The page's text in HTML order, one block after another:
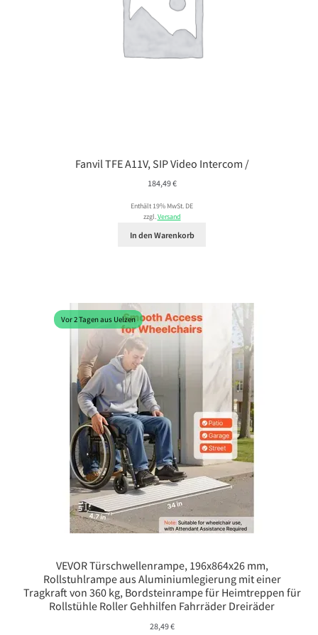
Fanvil TFE A11V, SIP Video Intercom /
184,49€
Enthält 19% MwSt. DE
zzgl.Versand
In den Warenkorb
Vor 2 Tagen aus Uelzen
VEVOR Türschwellenrampe, 196x864x26 mm,
Rollstuhlrampe aus Aluminiumlegierung mit einer
Tragkraft von 360 kg, Bordsteinrampe für Heimtreppen für
Rollstühle Roller Gehhilfen Fahrräder Dreiräder
28,49€